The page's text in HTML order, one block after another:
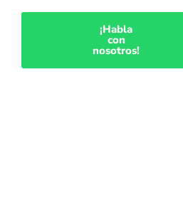
¡Habla
con
nosotros!